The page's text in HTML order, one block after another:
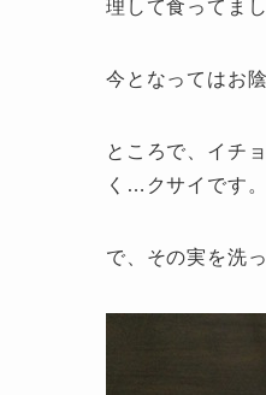
理して食ってま
今となってはお
ところで、イチ
く…クサイです。
で、その実を洗